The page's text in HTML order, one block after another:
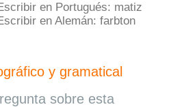
en Portugués: matiz
en Alemán: farbton
y gramatical
sobre esta